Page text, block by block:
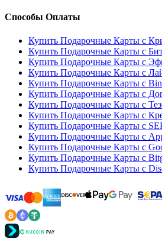
Способы Оплаты
Купить Подарочные Карты с
Купить Подарочные Карты с
Купить Подарочные Карты с
Купить Подарочные Карты с
Купить Подарочные Карты с
Купить Подарочные Карты с
Купить Подарочные Карты с
Купить Подарочные Карты с
Купить Подарочные Карты с
Купить Подарочные Карты с
Купить Подарочные Карты с
Купить Подарочные Карты с
Купить Подарочные Карты с